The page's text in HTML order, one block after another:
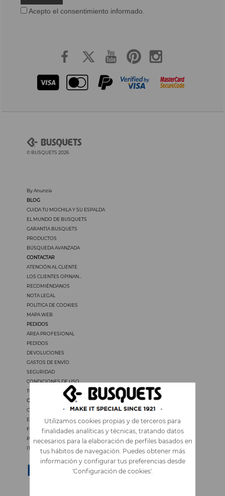
Utilizamos cookies propias y de terceros para
finalidades analíticas y técnicas, tratando datos
necesarios para la elaboración de perfiles basados en
tus hábitos de navegación. Puedes obtener más
información y configurar tus preferencias desde
'Configuración de cookies'.
Acepto el consentimiento informado.
© BUSQUETS 2026
By Anunzia
BLOG
CUIDA TU MOCHILA Y SU ESPALDA
EL MUNDO DE BUSQUETS
GARANTÍA BUSQUETS
PRODUCTOS
BÚSQUEDA AVANZADA
CONTACTAR
ATENCIÓN AL CLIENTE
LOS CLIENTES OPINAN...
RECOMIÉNDANOS
NOTA LEGAL
POLÍTICA DE COOKIES
MAPA WEB
PEDIDOS
ÁREA PROFESIONAL
PEDIDOS
DEVOLUCIONES
GASTOS DE ENVÍO
SEGURIDAD
CONDICIONES DE USO
TODOS LOS PRECIOS INCLUYEN IVA
OTROS IDIOMAS
CATALÀ
ENGLISH
FRANÇAIS
PORTUGUÊS
ITALIANO